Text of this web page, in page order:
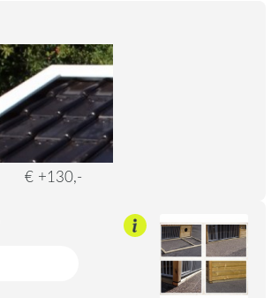
€ +130,-